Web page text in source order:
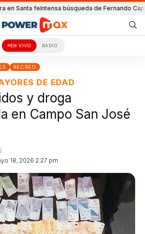
feIntensa búsqueda de Fernando CappiEl
EN VIVO RADIO
RECREO
DE EDAD
y droga
en Campo San José
18, 2026 2:27 pm